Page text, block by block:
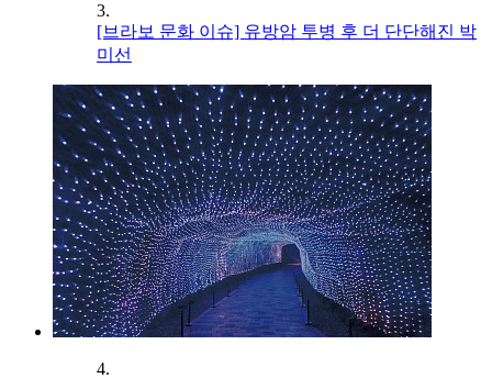
3.
[브라보 문화 이슈] 유방암 투병 후 더 단단해진 박
미선
4.